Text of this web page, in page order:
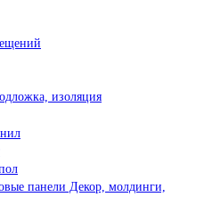
изоляция
Декор, молдинги,